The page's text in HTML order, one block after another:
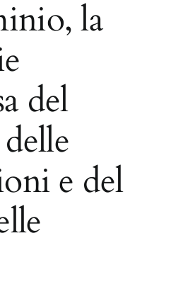
la
del
e del